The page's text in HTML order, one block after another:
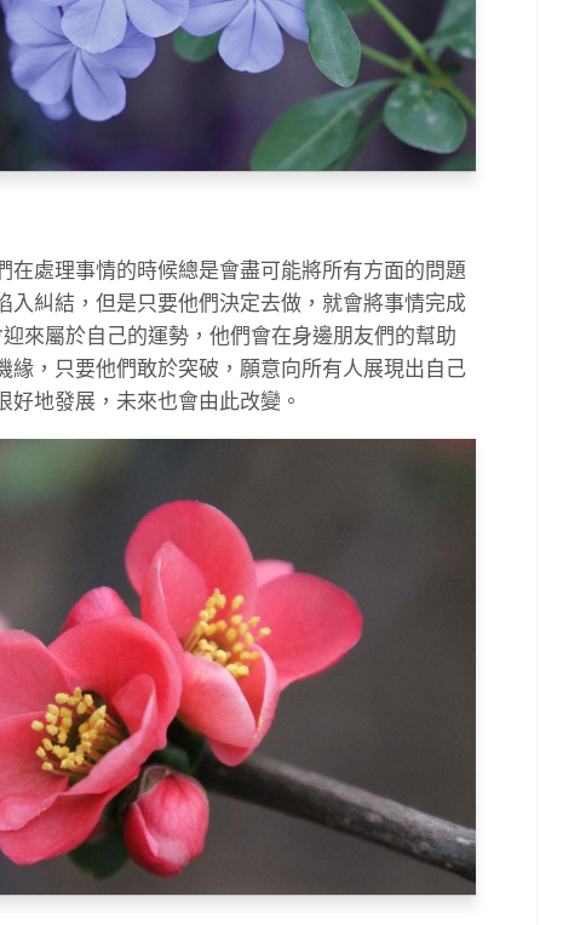
在處理事情的時候總是會盡可能將所有方面的問題
入糾結，但是只要他們決定去做，就會將事情完成
來屬於自己的運勢，他們會在身邊朋友們的幫助
緣，只要他們敢於突破，願意向所有人展現出自己
地發展，未來也會由此改變。